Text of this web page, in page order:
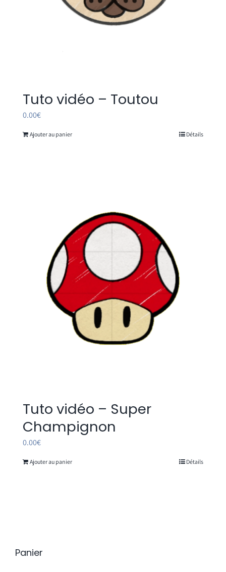
Tuto vidéo – Toutou
0.00€
Ajouter au panier Détails
Tuto vidéo – Super
Champignon
0.00€
Ajouter au panier Détails
Panier